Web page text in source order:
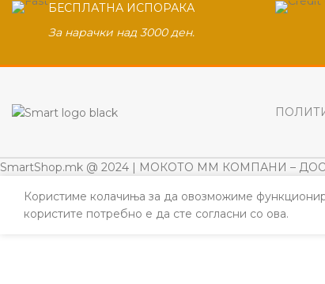
БЕСПЛАТНА ИСПОРАКА
За нарачки над 3000 ден.
SmartShop.mk @ 2024 | МОКОТО ММ КОМПАНИ – ДОО
Користиме колачиња за да овозможиме
користите потребно е да сте согласни со ова.